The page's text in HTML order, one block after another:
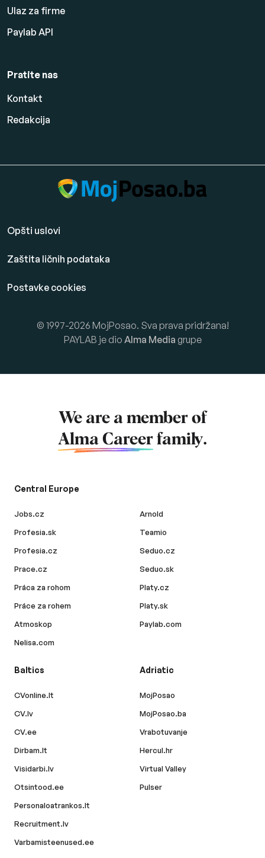
Ulaz za firme
Paylab API
Pratite nas
Kontakt
Redakcija
Opšti uslovi
Zaštita ličnih podataka
Postavke cookies
© 1997-2026 MojPosao. Sva prava pridržana!
PAYLAB je dio Alma Media grupe
We are a member of
Alma Career family.
Central Europe
Jobs.cz
Profesia.sk
Profesia.cz
Prace.cz
Práca za rohom
Práce za rohem
Atmoskop
Nelisa.com
Arnold
Teamio
Seduo.cz
Seduo.sk
Platy.cz
Platy.sk
Paylab.com
Baltics
CVonline.lt
CV.lv
CV.ee
Dirbam.lt
Visidarbi.lv
Otsintood.ee
Personaloatrankos.lt
Recruitment.lv
Varbamisteenused.ee
Adriatic
MojPosao
MojPosao.ba
Vrabotuvanje
Hercul.hr
Virtual Valley
Pulser